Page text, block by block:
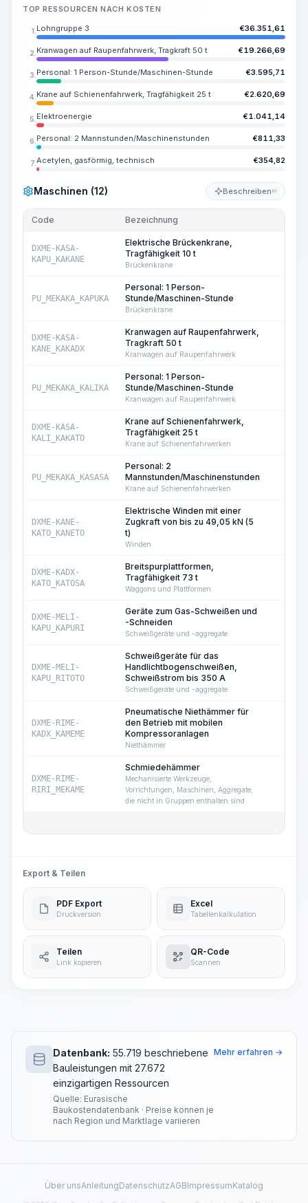
TOP RESSOURCEN NACH KOSTEN
1. Lohngruppe 3 €36.351,61
2. Kranwagen auf Raupenfahrwerk, Tragkraft 50 t €19.266,69
3. Personal: 1 Person-Stunde/Maschinen-Stunde €3.595,71
4. Krane auf Schienenfahrwerk, Tragfähigkeit 25 t €2.620,69
5. Elektroenergie €1.041,14
6. Personal: 2 Mannstunden/Maschinenstunden €811,33
7. Acetylen, gasförmig, technisch €354,82
Maschinen (12) Beschreiben KI
Code Bezeichnung
DXME-KASA-
KAPU_KAKANE
Elektrische Brückenkrane,
Tragfähigkeit 10 t
Brückenkrane
PU_MEKAKA_KAPUKA
Personal: 1 Person-
Stunde/Maschinen-Stunde
Brückenkrane
DXME-KASA-
KANE_KAKADX
Kranwagen auf Raupenfahrwerk,
Tragkraft 50 t
Kranwagen auf Raupenfahrwerk
PU_MEKAKA_KALIKA
Personal: 1 Person-
Stunde/Maschinen-Stunde
Kranwagen auf Raupenfahrwerk
DXME-KASA-
KALI_KAKATO
Krane auf Schienenfahrwerk,
Tragfähigkeit 25 t
Krane auf Schienenfahrwerken
PU_MEKAKA_KASASA
Personal: 2
Mannstunden/Maschinenstunden
Krane auf Schienenfahrwerken
DXME-KANE-
KATO_KANETO
Elektrische Winden mit einer
Zugkraft von bis zu 49,05 kN (5
t)
Winden
DXME-KADX-
KATO_KATOSA
Breitspurplattformen,
Tragfähigkeit 73 t
Waggons und Plattformen
DXME-MELI-
KAPU_KAPURI
Geräte zum Gas-Schweißen und
-Schneiden
Schweißgeräte und -aggregate
DXME-MELI-
KAPU_RITOTO
Schweißgeräte für das
Handlichtbogenschweißen,
Schweißstrom bis 350 A
Schweißgeräte und -aggregate
DXME-RIME-
KADX_KAMEME
Pneumatische Niethämmer für
den Betrieb mit mobilen
Kompressoranlagen
Niethämmer
DXME-RIME-
RIRI_MEKAME
Schmiedehämmer
Mechanisierte Werkzeuge,
Vorrichtungen, Maschinen, Aggregate,
die nicht in Gruppen enthalten sind
Export & Teilen
PDF Export
Druckversion
Excel
Tabellenkalkulation
Teilen
Link kopieren
QR-Code
Scannen
Datenbank: 55.719 beschriebene
Bauleistungen mit 27.672
einzigartigen Ressourcen
Quelle: Eurasische
Baukostendatenbank · Preise können je
nach Region und Marktlage variieren
Mehr erfahren →
Über unsAnleitungDatenschutzAGBImpressumKatalog